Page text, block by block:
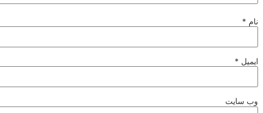
نام *
ایمیل *
وب‌ سایت